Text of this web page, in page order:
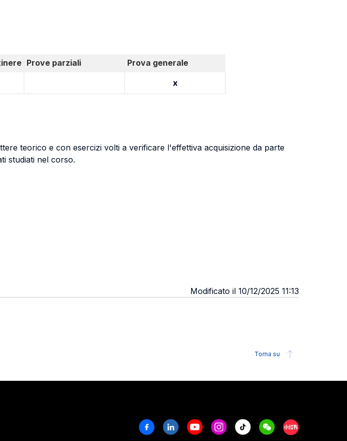
Prove parziali
Prova generale
x
teorico e con esercizi volti a verificare l'effettiva acquisizione da parte
studiati nel corso.
Modificato il 10/12/2025 11:13
Torna su
FacebookLinkedinYoutubeInstagram
Tiktok WeechatXiaohongshu/